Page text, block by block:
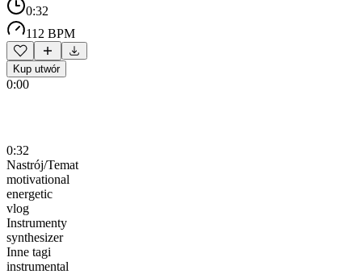
0:32
112 BPM
Kup utwór
0:00
0:32
Nastrój/Temat
motivational
energetic
vlog
Instrumenty
synthesizer
Inne tagi
instrumental